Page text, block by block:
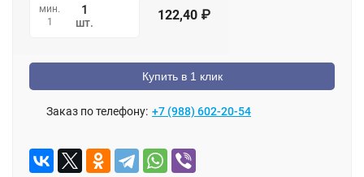
мин.
1
шт. 122,40 ₽
Купить в 1 клик
Заказ по телефону: +7 (988) 602-20-54